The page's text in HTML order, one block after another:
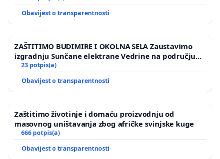
Obavijest o transparentnosti
ZAŠTITIMO BUDIMIRE I OKOLNA SELA Zaustavimo
izgradnju Sunčane elektrane Vedrine na području
Ugljana
23 potpis(a)
Obavijest o transparentnosti
Zaštitimo životinje i domaću proizvodnju od
masovnog uništavanja zbog afričke svinjske kuge
666 potpis(a)
Obavijest o transparentnosti